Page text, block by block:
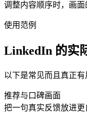
调整内容顺序时，画面
使用范例
LinkedIn 的实
以下是常见而且真正有
推荐与口碑画面
把一句真实反馈放进